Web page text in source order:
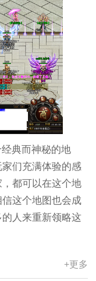
典而神秘的地
们充满体验的感
都可以在这个地
这个地图也会成
人来重新领略这
+更多